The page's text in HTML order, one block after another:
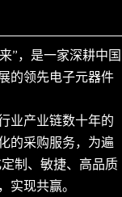
”，是一家深耕中国
的领先电子元器件
业产业链数十年的
的采购服务，为遍
制、敏捷、高品质
实现共赢。